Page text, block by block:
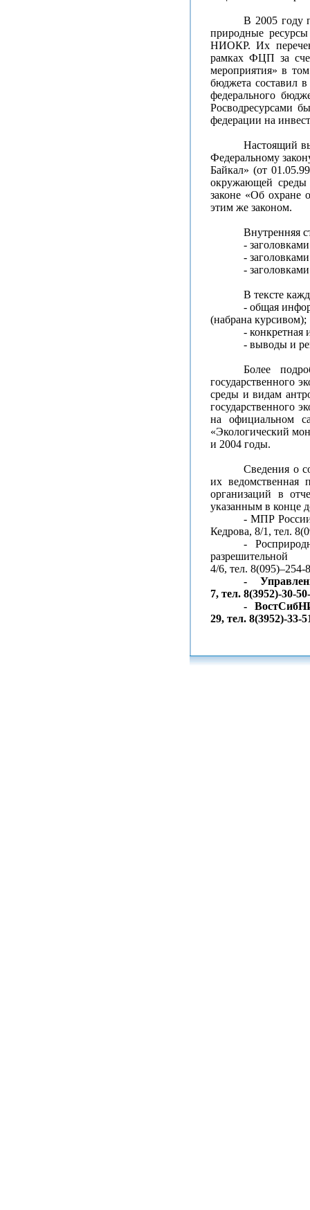
В 2005 году
природные
НИОКР. Их
рамках ФЦП за
мероприятия» в
бюджета составил
федерального
Росводресурсами
федерации на
Настоящий
Федеральному
Байкал» (от
окружающей среды
законе «Об охране
этим же законом.
Внутренняя
-
-
-
В тексте
- общая
(набрана курсивом);
-
- выводы и
Более
государственного
среды и видам
государственного
на официальном
«Экологический
и 2004 годы.
Сведения о
их ведомственная
организаций в
указанным в конце
- МПР
Кедрова, 8/1, тел.
-
4/6, тел. 8(095)–254-
-
7, тел. 8(3952)-30-
-
29, тел. 8(3952)-33-